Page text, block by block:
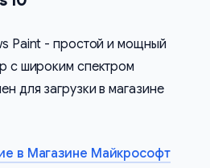
Paint - простой и мощный
с широким спектром
для загрузки в магазине
в Магазине Майкрософт